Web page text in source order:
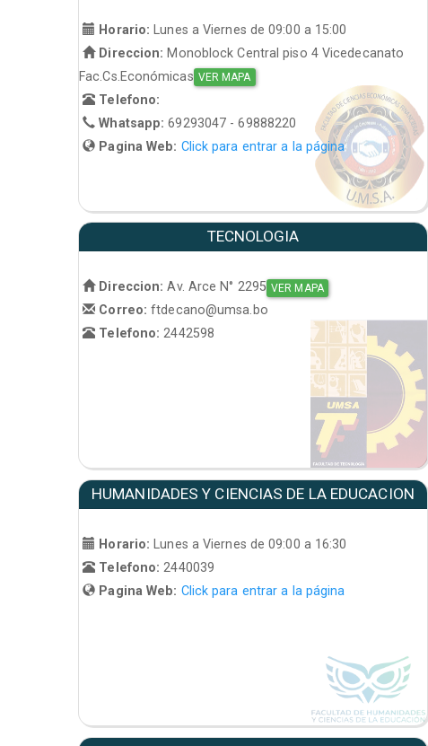
Horario:
Lunes a Viernes de 09:00 a 15:00
Direccion: Monoblock Central piso 4 Vicedecanato
Fac.Cs.Económicas VER MAPA
Telefono:
Whatsapp:69293047 - 69888220
Pagina Web: Click para entrar a la página
TECNOLOGIA
Direccion: Av. Arce N° 2295 VER MAPA
Correo:ftdecano@umsa.bo
Telefono:2442598
HUMANIDADES Y CIENCIAS DE LA EDUCACION
Horario:
Lunes a Viernes de 09:00 a 16:30
Telefono: 2440039
Pagina Web: Click para entrar a la página